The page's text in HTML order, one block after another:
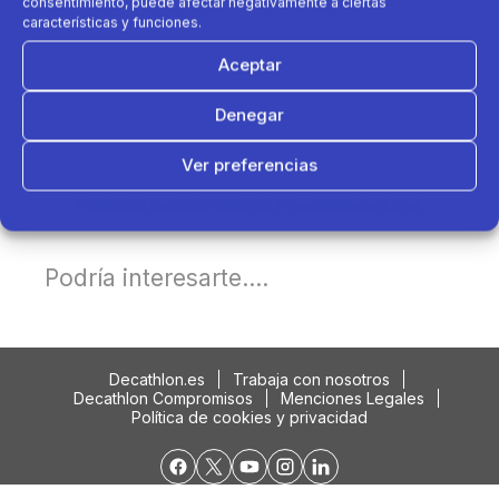
características y funciones.
Aceptar
Denegar
Ver preferencias
Podría interesarte....
Decathlon.es
Trabaja con nosotros
Decathlon Compromisos
Menciones Legales
Política de cookies y privacidad